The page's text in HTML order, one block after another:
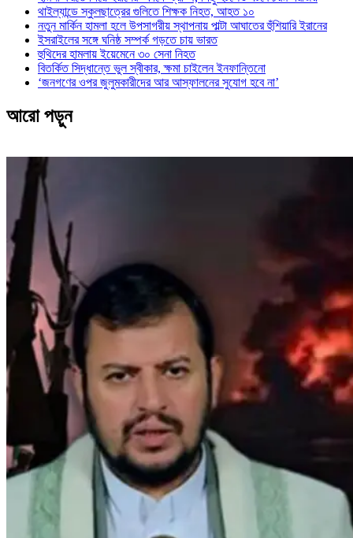
থাইল্যান্ডে স্কুলছাত্রের গুলিতে শিক্ষক নিহত, আহত ১০
নতুন মার্কিন হামলা হলে উপসাগরীয় স্থাপনায় পাল্টা আঘাতের হুঁশিয়ারি ইরানের
ইসরাইলের সঙ্গে ঘনিষ্ঠ সম্পর্ক গড়তে চায় ভারত
হুথিদের হামলায় ইয়েমেনে ৩০ সেনা নিহত
বিতর্কিত সিদ্ধান্তে ভুল স্বীকার, ক্ষমা চাইলেন ইনফান্তিনো
‘জনগণের ওপর জুলুমকারীদের আর আস্ফালনের সুযোগ হবে না’
আরো পড়ুন